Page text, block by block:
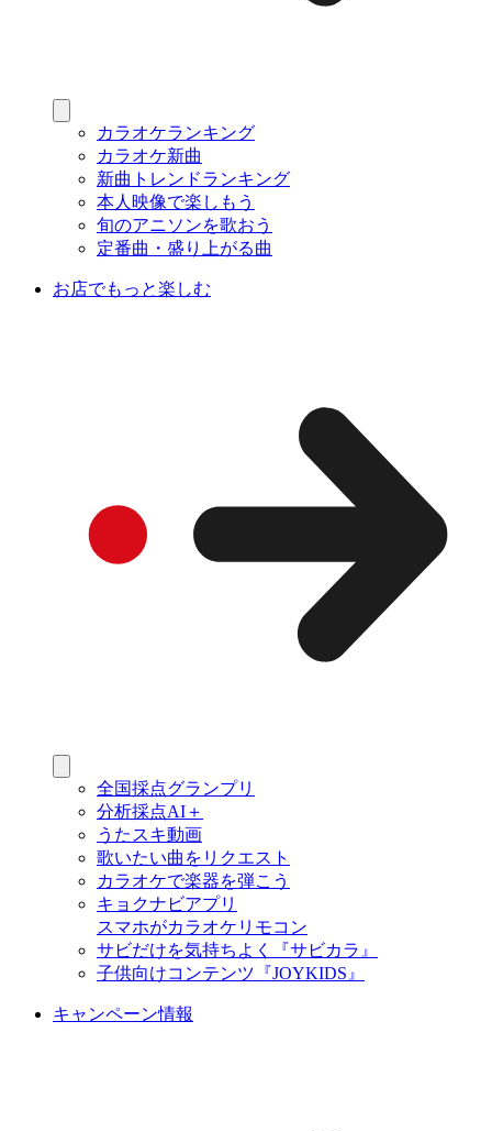
カラオケランキング
カラオケ新曲
新曲トレンドランキング
本人映像で楽しもう
旬のアニソンを歌おう
定番曲・盛り上がる曲
お店でもっと楽しむ
全国採点グランプリ
分析採点AI＋
うたスキ動画
歌いたい曲をリクエスト
カラオケで楽器を弾こう
キョクナビアプリ
スマホがカラオケリモコン
サビだけを気持ちよく『サビカラ』
子供向けコンテンツ『JOYKIDS』
キャンペーン情報